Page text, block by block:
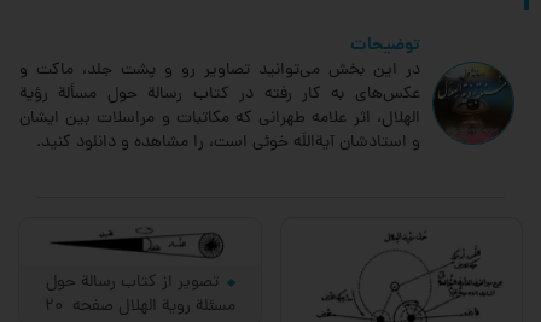
توضیحات
در این بخش می‌توانید تصاویر رو و پشت جلد، ماکت و
عکس‌های به کار رفته در کتاب رسالة حول مسألة رؤية
الهلال‏، اثر علامه طهرانی که مکاتبات و مراسلات بین ایشان
و استادشان آیة‌اللَه خوئی است، را مشاهده و دانلود کنید.
تصویر از کتاب رسالة حول
مسئلة رویة الهلال صفحه 20